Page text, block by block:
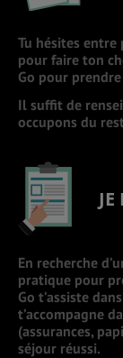
Tu hésites entre
pour faire ton
Go pour
Il suffit de
occupons du
En recherche
pratique pour
Go t’assiste
t’accompagne
(assurances,
séjour réussi.